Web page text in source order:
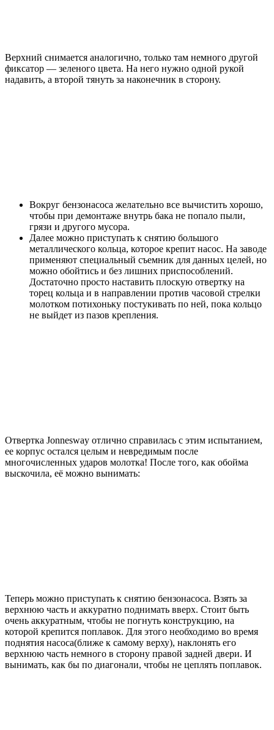
Верхний снимается аналогично, только там немного другой
фиксатор — зеленого цвета. На него нужно одной рукой
надавить, а второй тянуть за наконечник в сторону.
Вокруг бензонасоса желательно все вычистить хорошо,
чтобы при демонтаже внутрь бака не попало пыли,
грязи и другого мусора.
Далее можно приступать к снятию большого
металлического кольца, которое крепит насос. На заводе
применяют специальный съемник для данных целей, но
можно обойтись и без лишних приспособлений.
Достаточно просто наставить плоскую отвертку на
торец кольца и в направлении против часовой стрелки
молотком потихоньку постукивать по ней, пока кольцо
не выйдет из пазов крепления.
Отвертка Jonnesway отлично справилась с этим испытанием,
ее корпус остался целым и невредимым после
многочисленных ударов молотка! После того, как обойма
выскочила, её можно вынимать:
Теперь можно приступать к снятию бензонасоса. Взять за
верхнюю часть и аккуратно поднимать вверх. Стоит быть
очень аккуратным, чтобы не погнуть конструкцию, на
которой крепится поплавок. Для этого необходимо во время
поднятия насоса(ближе к самому верху), наклонять его
верхнюю часть немного в сторону правой задней двери. И
вынимать, как бы по диагонали, чтобы не цеплять поплавок.